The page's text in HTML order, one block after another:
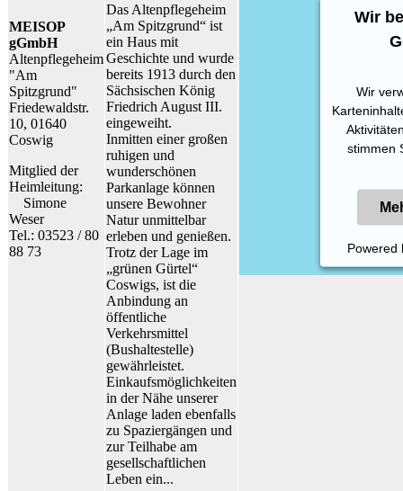
MEISOP
gGmbH
Altenpflegeheim
"Am
Spitzgrund"
Friedewaldstr.
10, 01640
Coswig
Mitglied der
Heimleitung:
Simone
Weser
Tel.: 03523 / 80
88 73
Das Altenpflegeheim
„Am Spitzgrund“ ist
ein Haus mit
Geschichte und wurde
bereits 1913 durch den
Sächsischen König
Friedrich August III.
eingeweiht.
Inmitten einer großen
ruhigen und
wunderschönen
Parkanlage können
unsere Bewohner
Natur unmittelbar
erleben und genießen.
Trotz der Lage im
„grünen Gürtel“
Coswigs, ist die
Anbindung an
öffentliche
Verkehrsmittel
(Bushaltestelle)
gewährleistet.
Einkaufsmöglichkeiten
in der Nähe unserer
Anlage laden ebenfalls
zu Spaziergängen und
zur Teilhabe am
gesellschaftlichen
Leben ein...
Wir
Wir
stimmen
Powered